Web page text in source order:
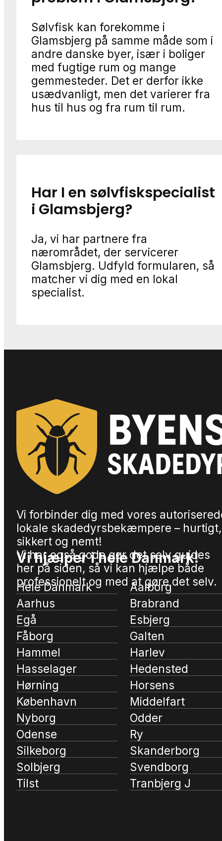
Sølvfisk kan forekomme i
Glamsbjerg på samme måde som i
andre danske byer, især i boliger
med fugtige rum og mange
gemmesteder. Det er derfor ikke
usædvanligt, men det varierer fra
hus til hus og fra rum til rum.
Har I en sølvfiskspecialist
i Glamsbjerg?
Ja, vi har partnere fra
nærområdet, der servicerer
Glamsbjerg. Udfyld formularen, så
matcher vi dig med en lokal
specialist.
Vi forbinder dig med vores
lokale skadedyrsbekæmpere – hurtigt,
sikkert og nemt!
Vi har også gode gør det selv guides
her på siden, så vi kan hjælpe både
professionelt og med at gøre det selv.
Vi hjælper i hele Danmark!
Hele Danmark
Aalborg
Aarhus
Brabrand
Egå
Esbjerg
Fåborg
Galten
Hammel
Harlev
Hasselager
Hedensted
Hørning
Horsens
København
Middelfart
Nyborg
Odder
Odense
Ry
Silkeborg
Skanderborg
Solbjerg
Svendborg
Tilst
Tranbjerg J